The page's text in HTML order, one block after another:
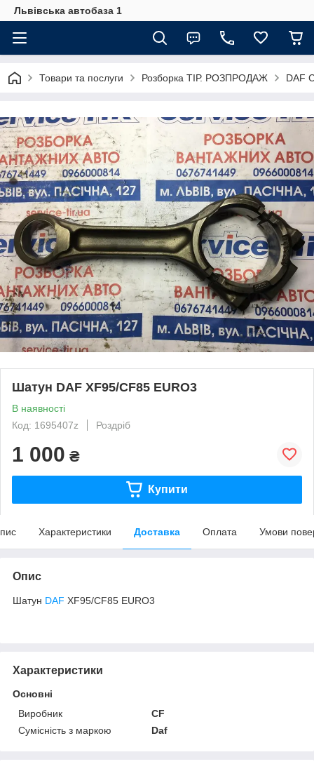
Львівська автобаза 1
Товари та послуги Розборка ТІР. РОЗПРОДАЖ DAF
Шатун DAF XF95/CF85 EURO3
В наявності
Код: 1695407z
Роздріб
1 000 ₴
Купити
Характеристики Доставка Оплата Умови
Опис
Шатун DAF XF95/CF85 EURO3
Характеристики
Основні
Виробник
CF
Сумісність з маркою
Daf